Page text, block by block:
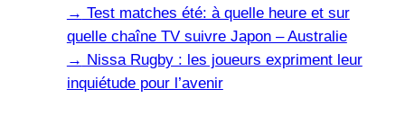
→ Test matches été: à quelle heure et sur
quelle chaîne TV suivre Japon – Australie
→ Nissa Rugby : les joueurs expriment leur
inquiétude pour l’avenir